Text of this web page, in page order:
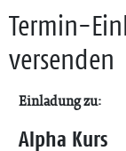
Termin-
versenden
Einladung zu:
Alpha Kurs